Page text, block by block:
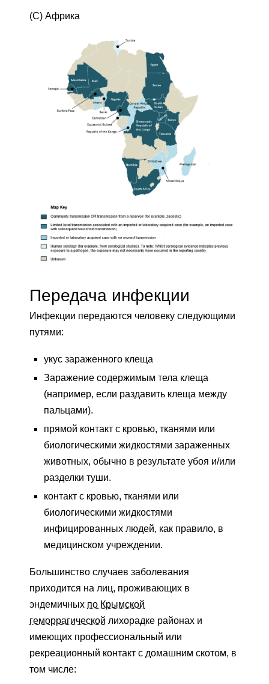
(С) Африка
Передача инфекции
Инфекции передаются человеку следующими
путями:
укус зараженного клеща
Заражение содержимым тела клеща
(например, если раздавить клеща между
пальцами).
прямой контакт с кровью, тканями или
биологическими жидкостями зараженных
животных, обычно в результате убоя и/или
разделки туши.
контакт с кровью, тканями или
биологическими жидкостями
инфицированных людей, как правило, в
медицинском учреждении.
Большинство случаев заболевания
приходится на лиц, проживающих в
эндемичных по Крымской
геморрагической лихорадке районах и
имеющих профессиональный или
рекреационный контакт с домашним скотом, в
том числе: